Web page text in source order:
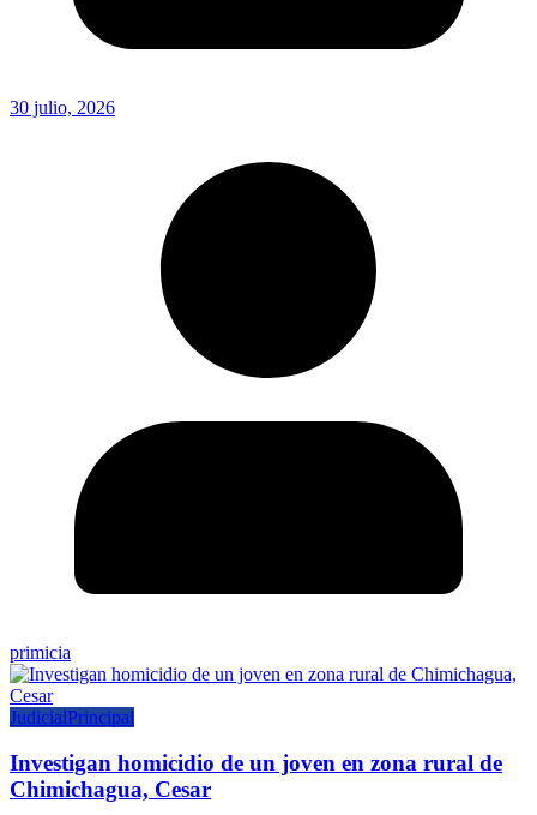
30 julio, 2026
primicia
JudicialPrincipal
Investigan homicidio de un joven en zona rural de
Chimichagua, Cesar